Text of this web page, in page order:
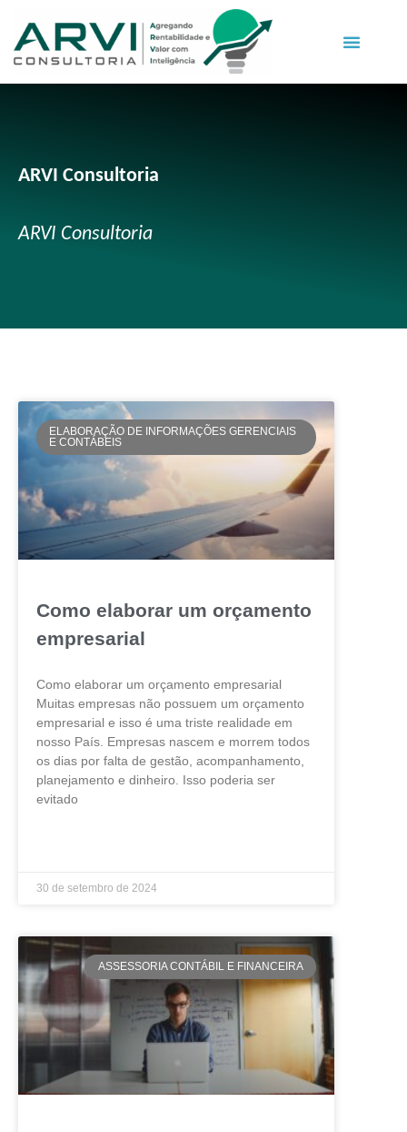
ARVI Consultoria
ARVI Consultoria
ELABORAÇÃO DE INFORMAÇÕES GERENCIAIS
E CONTÁBEIS
Como elaborar um orçamento
empresarial
Como elaborar um orçamento empresarial
Muitas empresas não possuem um orçamento
empresarial e isso é uma triste realidade em
nosso País. Empresas nascem e morrem todos
os dias por falta de gestão, acompanhamento,
planejamento e dinheiro. Isso poderia ser
evitado
30 de setembro de 2024
ASSESSORIA CONTÁBIL E FINANCEIRA